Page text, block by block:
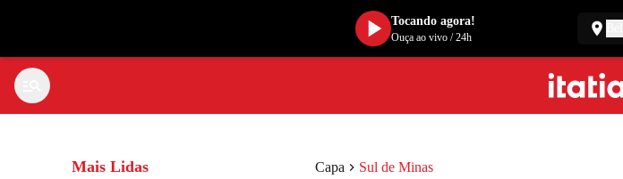
Capa Sul de Minas
Mais Lidas
Tocando agora!
Ouça ao vivo/24h